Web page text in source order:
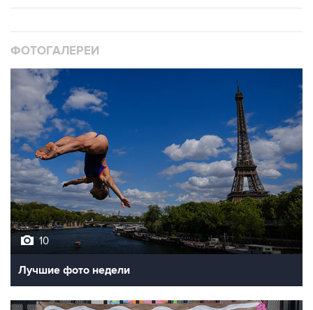
ФОТОГАЛЕРЕИ
10
Лучшие фото недели